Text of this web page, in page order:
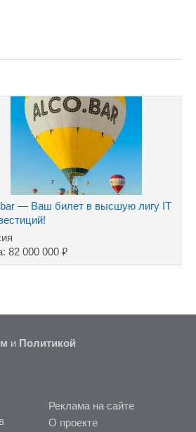
— Ваш билет в высшую лигу IT
82 000 000₽
и Политикой
Реклама на сайте
О проекте